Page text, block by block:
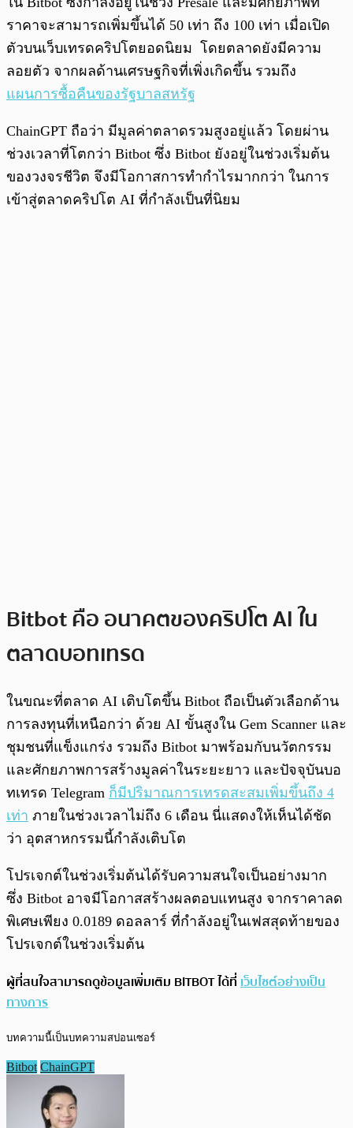
ราคาจะสามารถเพิ่มขึ้นได้ 50 เท่า ถึง 100 เท่า เมื่อเปิด
ตัวบนเว็บเทรดคริปโตยอดนิยม โดยตลาดยังมีความ
ลอยตัว จากผลด้านเศรษฐกิจที่เพิ่งเกิดขึ้น รวมถึง
แผนการซื้อคืนของรัฐบาลสหรัฐ
ChainGPT ถือว่า มีมูลค่าตลาดรวมสูงอยู่แล้ว โดยผ่าน
ช่วงเวลาที่โตกว่า Bitbot ซึ่ง Bitbot ยังอยู่ในช่วงเริ่มต้น
ของวงจรชีวิต จึงมีโอกาสการทำกำไรมากกว่า ในการ
เข้าสู่ตลาดคริปโต AI ที่กำลังเป็นที่นิยม
Bitbot คือ อนาคตของคริปโต AI ใน
ตลาดบอทเทรด
ในขณะที่ตลาด AI เติบโตขึ้น Bitbot ถือเป็นตัวเลือกด้าน
การลงทุนที่เหนือกว่า ด้วย AI ขั้นสูงใน Gem Scanner และ
ชุมชนที่แข็งแกร่ง รวมถึง Bitbot มาพร้อมกับนวัตกรรม
และศักยภาพการสร้างมูลค่าในระยะยาว และปัจจุบันบอ
ทเทรด Telegram ก็มีปริมาณการเทรดสะสมเพิ่มขึ้นถึง 4
เท่า ภายในช่วงเวลาไม่ถึง 6 เดือน นี่แสดงให้เห็นได้ชัด
ว่า อุตสาหกรรมนี้กำลังเติบโต
โปรเจกต์ในช่วงเริ่มต้นได้รับความสนใจเป็นอย่างมาก
ซึ่ง Bitbot อาจมีโอกาสสร้างผลตอบแทนสูง จากราคาลด
พิเศษเพียง 0.0189 ดอลลาร์ ที่กำลังอยู่ในเฟสสุดท้ายของ
โปรเจกต์ในช่วงเริ่มต้น
ผู้ที่สนใจสามารถดูข้อมูลเพิ่มเติม BITBOT ได้ที่เว็บไซต์อย่างเป็น
ทางการ
บทความนี้เป็นบทความสปอนเซอร์
Bitbot ChainGPT